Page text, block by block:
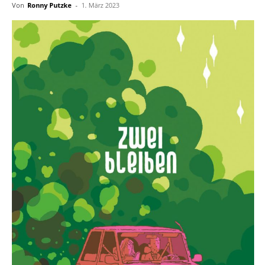
Von Ronny Putzke - 1. März 2023